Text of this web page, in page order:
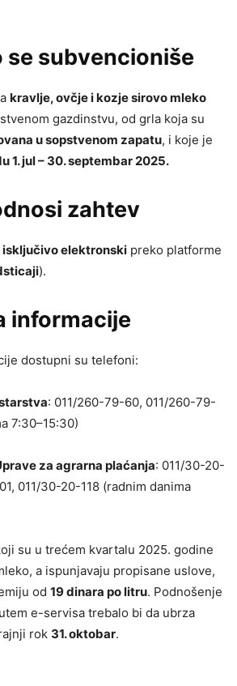
se subvencioniše
kravlje, ovčje i kozje sirovo mleko
gazdinstvu, od grla koja su
u sopstvenom zapatu, i koje je
1. jul – 30. septembar 2025.
zahtev
isključivo elektronski preko platforme
).
informacije
dostupni su telefoni:
: 011/260-79-60, 011/260-79-
7:30–15:30)
za agrarna plaćanja: 011/30-20-
011/30-20-118 (radnim danima
su u trećem kvartalu 2025. godine
a ispunjavaju propisane uslove,
od 19 dinara po litru. Podnošenje
e-servisa trebalo bi da ubrza
rok 31. oktobar.